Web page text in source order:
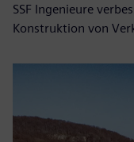
SSF Ingenieure
Konstruktion von